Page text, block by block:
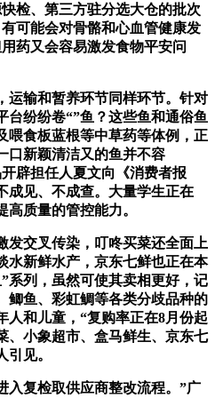
检、第三方驻分选大仓的批次
可能会对骨骼和心血管健康发
药又会容易激发食物平安问
输和暂养环节同样环节。针对
台纷纷卷“”鱼？这些鱼和通俗鱼
喂食板蓝根等中草药等体例，正
口新颖清洁又的鱼并不容
辟担任人夏文向《消费者报
成见、不成查。大量学生正在
质量的管控能力。
交叉传染，叮咚买菜还全面上
水新鲜水产，京东七鲜也正在本
系列，虽然可使其卖相更好，记
鲫鱼、彩虹鲷等各类分歧品种的
人和儿童，“复购率正在8月份起
、小象超市、盒马鲜生、京东七
见。
复检取供应商整改流程。”广